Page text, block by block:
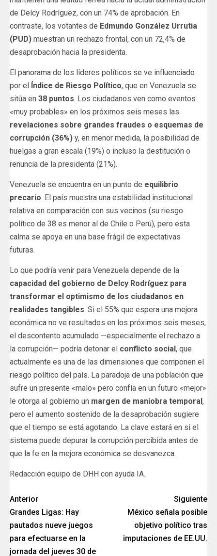
de Delcy Rodríguez, con un 74% de aprobación. En
contraste, los votantes de Edmundo González Urrutia
(PUD) muestran un rechazo frontal, con un 72,4% de
desaprobación hacia la presidenta.
El panorama de los líderes políticos se ve influenciado
por el Índice de Riesgo Político, que en Venezuela se
sitúa en 38 puntos. Los ciudadanos ven como eventos
«muy probables» en los próximos seis meses las
revelaciones sobre grandes fraudes o esquemas de
corrupción (36%) y, en menor medida, la posibilidad de
huelgas a gran escala (19%) o incluso la destitución o
renuncia de la presidenta (21%).
Venezuela se encuentra en un punto de equilibrio
precario. El país muestra una estabilidad institucional
relativa en comparación con sus vecinos (su riesgo
político de 38 es menor al de Chile o Perú), pero esta
calma se apoya en una base frágil de expectativas
futuras.
Lo que podría venir para Venezuela depende de la
capacidad del gobierno de Delcy Rodríguez para
transformar el optimismo de los ciudadanos en
realidades tangibles. Si el 55% que espera una mejora
económica no ve resultados en los próximos seis meses,
el descontento acumulado —especialmente el rechazo a
la corrupción— podría detonar el conflicto social, que
actualmente es una de las dimensiones que componen el
riesgo político del país. La paradoja de una población que
sufre un presente «malo» pero confía en un futuro «mejor»
le otorga al gobierno un margen de maniobra temporal,
pero el aumento sostenido de la desaprobación sugiere
que el tiempo se está agotando. La clave estará en si el
sistema puede depurar la corrupción percibida antes de
que la fe en la mejora económica se desvanezca.
Redacción equipo de DHH con ayuda IA.
Anterior
Grandes Ligas: Hay
pautados nueve juegos
para efectuarse en la
jornada del jueves 30 de
Siguiente
México señala posible
objetivo político tras
imputaciones de EE.UU.